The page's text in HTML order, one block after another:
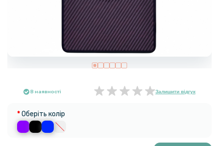
В наявності Залишити відгук
Оберіть колір